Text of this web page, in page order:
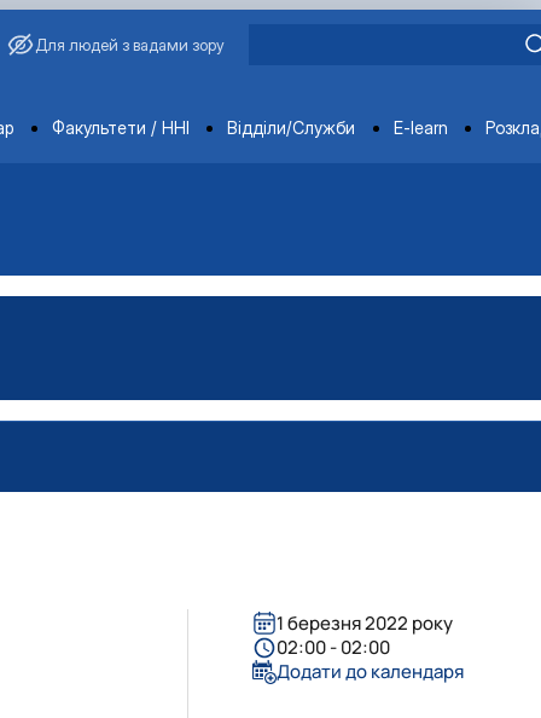
Для людей з вадами зору
Факультети / ННІ Відділи/Служби E-learn
1 березня 2022 року
02:00 - 02:00
Додати до календаря